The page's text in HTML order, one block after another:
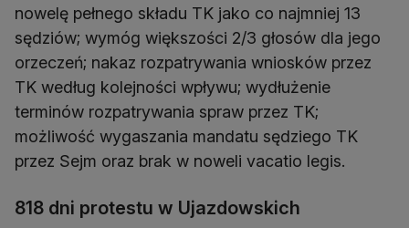
nowelę pełnego składu TK jako co najmniej 13
sędziów; wymóg większości 2/3 głosów dla jego
orzeczeń; nakaz rozpatrywania wniosków przez
TK według kolejności wpływu; wydłużenie
terminów rozpatrywania spraw przez TK;
możliwość wygaszania mandatu sędziego TK
przez Sejm oraz brak w noweli vacatio legis.
818 dni protestu w Ujazdowskich